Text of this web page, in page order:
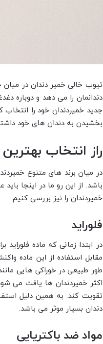
تیوب خالی خمیر دندان در میان
دندانمان را می دهد و دوباره
جدید خمیردندان خود را
بخشیدن به دندان های خود
راز انتخاب
در میان برند های متنوع
باشد. از این رو ما در اینجا
خمیردندان را نیز بررسی کنیم.
فلوراید
در ابتدا زمانی که ماده
مقابل استفاده از این ماده
طور طبیعی در خوراکی هایی
اکثر خمیردندان ها یافت می
تقویت کند. به همین دلیل
دندان بسیار موثر می باشد.
مواد ضد باکتریایی